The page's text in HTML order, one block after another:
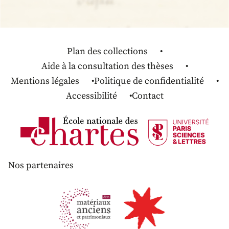
Plan des collections
Aide à la consultation des thèses
Mentions légales
Politique de confidentialité
Accessibilité
Contact
Nos partenaires